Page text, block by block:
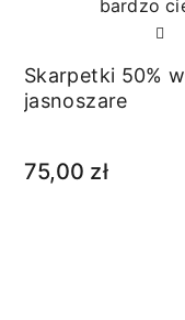
Skarpetki 50%
jasnoszare
75,00 zł